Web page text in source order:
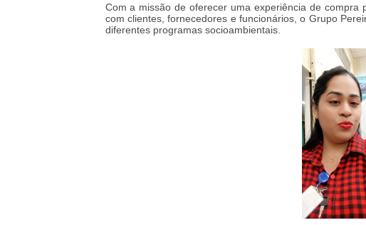
Com a missão de oferecer uma experiência de compra
com clientes, fornecedores e funcionários, o Grupo
diferentes programas socioambientais.